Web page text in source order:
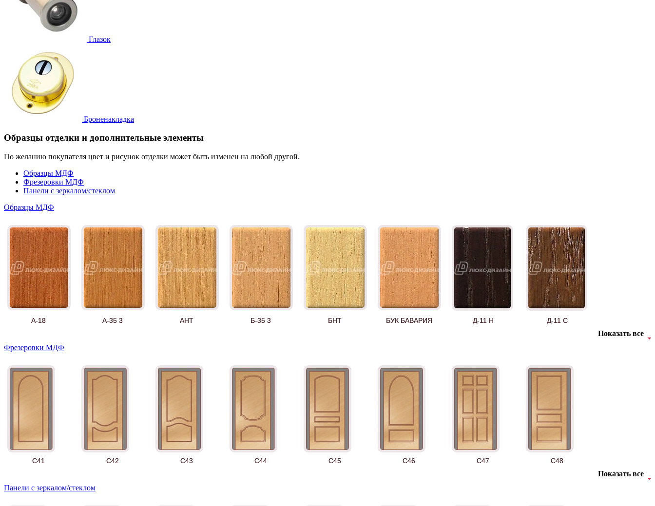
Глазок
Броненакладка
Образцы отделки и дополнительные элементы
По желанию покупателя цвет и рисунок отделки может быть изменен на любой другой.
Образцы МДФ
Фрезеровки МДФ
Панели с зеркалом/стеклом
Образцы МДФ
А-18 А-35 3 АНТ Б-35 3 БНТ БУК БАВАРИЯ Д-11 Н Д-11 С
Д-15 60 Д-35 Н Д-35 С Д-35 СС Д-36 Н
Показать все
Фрезеровки МДФ
C41 C42 C43 C44 C45 C46 C47 C48
Показать все
Панели с зеркалом/стеклом